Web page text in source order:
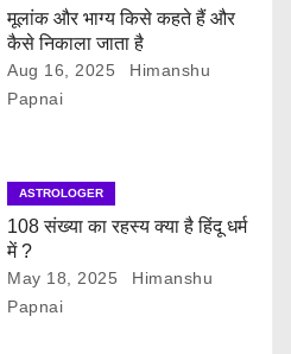
मूलांक और भाग्य किसे कहते हैं और
कैसे निकाला जाता है
Aug 16, 2025
Himanshu
Papnai
ASTROLOGER
108 संख्या का रहस्य क्या है हिंदू धर्म
में ?
May 18, 2025
Himanshu
Papnai